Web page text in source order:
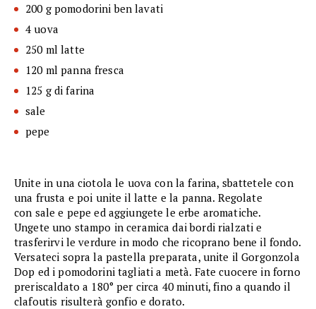
200 g pomodorini ben lavati
4 uova
250 ml latte
120 ml panna fresca
125 g di farina
sale
pepe
Unite in una ciotola le uova con la farina, sbattetele con
una frusta e poi unite il latte e la panna. Regolate
con sale e pepe ed aggiungete le erbe aromatiche.
Ungete uno stampo in ceramica dai bordi rialzati e
trasferirvi le verdure in modo che ricoprano bene il fondo.
Versateci sopra la pastella preparata, unite il Gorgonzola
Dop ed i pomodorini tagliati a metà. Fate cuocere in forno
preriscaldato a 180° per circa 40 minuti, fino a quando il
clafoutis risulterà gonfio e dorato.